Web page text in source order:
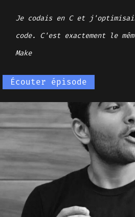
Je codais en C et
code. C'est exactement le
Make
Écouter épisode